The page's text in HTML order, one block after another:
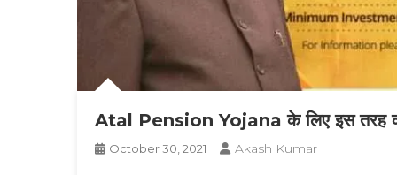
Atal Pension Yojana के लिए इस तरह
October 30, 2021 Akash Kumar